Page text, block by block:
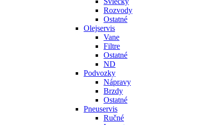
Rozvody
Ostatné
Olejservis
Vane
Filtre
Ostatné
ND
Podvozky
Nápravy
Brzdy
Ostatné
Pneuservis
Ručné